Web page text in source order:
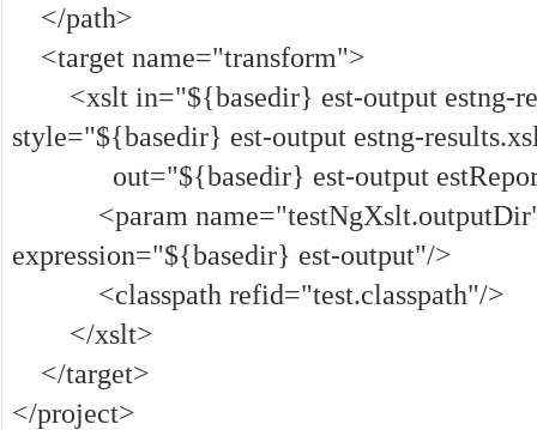
</path>
<target name="transform">
<xslt in="${basedir} est-output estng-
style="${basedir} est-output estng-
out="${basedir} est-output
<param
expression="${basedir} est-output"/>
<classpath refid="test.classpath"/>
</xslt>
</target>
</project>